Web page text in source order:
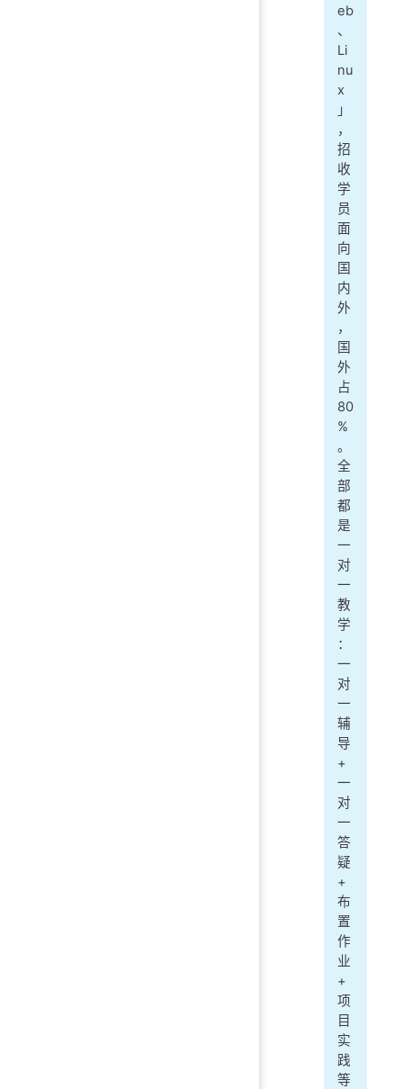
eb
、
Li
nu
x
」
，
招
收
学
员
面
向
国
内
外
，
国
外
占
80
%
。
全
部
都
是
一
对
一
教
学
：
一
对
一
辅
导
+
一
对
一
答
疑
+
布
置
作
业
+
项
目
实
践
等